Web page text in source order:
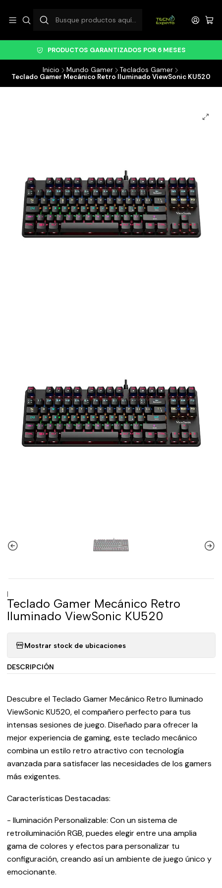
PRODUCTOS GARANTIZADOS POR 6 MESES
Inicio Mundo Gamer
Teclados Gamer
Teclado Gamer Mecánico Retro Iluminado ViewSonic KU520
|
Teclado Gamer Mecánico Retro
Iluminado ViewSonic KU520
Mostrar stock de ubicaciones
DESCRIPCIÓN
Descubre el Teclado Gamer Mecánico Retro Iluminado
ViewSonic KU520, el compañero perfecto para tus
intensas sesiones de juego. Diseñado para ofrecer la
mejor experiencia de gaming, este teclado mecánico
combina un estilo retro atractivo con tecnología
avanzada para satisfacer las necesidades de los gamers
más exigentes.
Características Destacadas:
- Iluminación Personalizable: Con un sistema de
retroiluminación RGB, puedes elegir entre una amplia
gama de colores y efectos para personalizar tu
configuración, creando así un ambiente de juego único y
emocionante.